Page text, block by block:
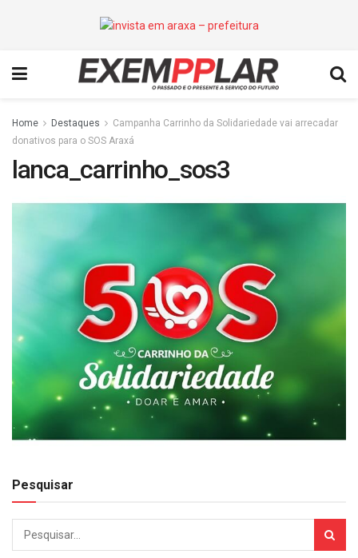
Home Destaques
Campanha Carrinho da Solidariedade vai arrecadar
donativos para o SOS Araxá
lanca_carrinho_sos3
Pesquisar